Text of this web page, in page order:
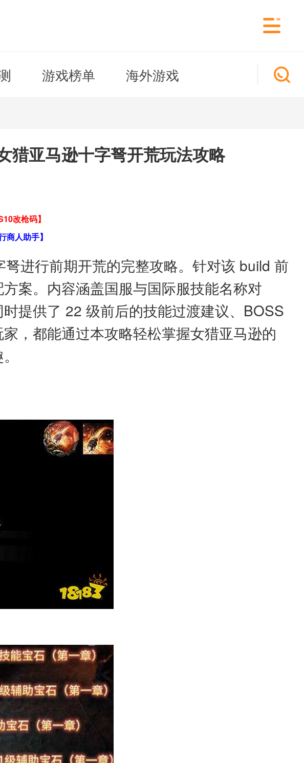
游戏榜单 海外游戏
猎亚马逊十字弩开荒玩法攻略
改枪码】
商人助手】
进行前期开荒的完整攻略。针对该 build 前
案。内容涵盖国服与国际服技能名称对
提供了 22 级前后的技能过渡建议、BOSS
，都能通过本攻略轻松掌握女猎亚马逊的